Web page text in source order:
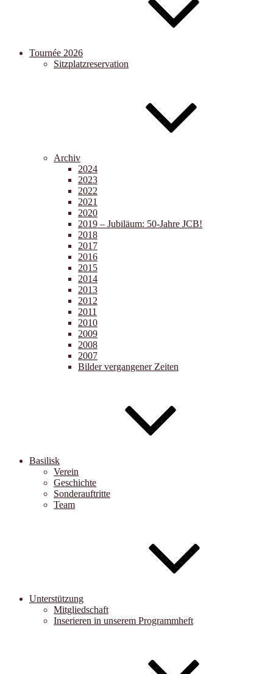
Tournée 2026
Sitzplatzreservation
Archiv
2024
2023
2022
2021
2020
2019 – Jubiläum: 50-Jahre JCB!
2018
2017
2016
2015
2014
2013
2012
2011
2010
2009
2008
2007
Bilder vergangener Zeiten
Basilisk
Verein
Geschichte
Sonderauftritte
Team
Unterstützung
Mitgliedschaft
Inserieren in unserem Programmheft